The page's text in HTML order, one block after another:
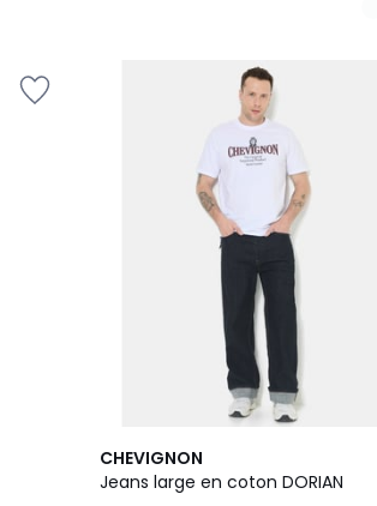
CHEVIGNON
Jeans large en coton DORIAN